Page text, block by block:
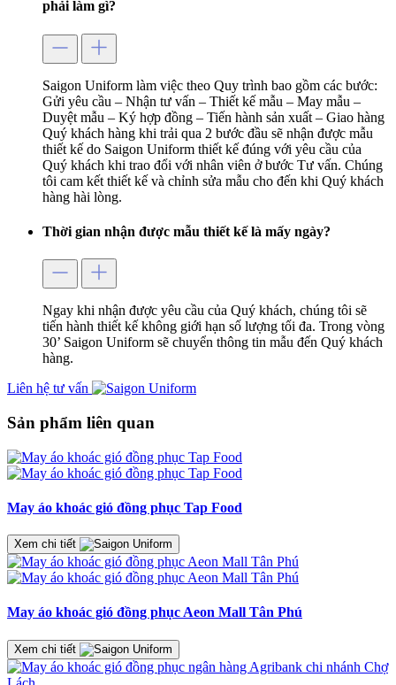
phải làm gì?
Saigon Uniform làm việc theo Quy trình bao gồm các bước:
Gửi yêu cầu – Nhận tư vấn – Thiết kế mẫu – May mẫu –
Duyệt mẫu – Ký hợp đồng – Tiến hành sản xuất – Giao hàng
Quý khách hàng khi trải qua 2 bước đầu sẽ nhận được mẫu
thiết kế do Saigon Uniform thiết kế đúng với yêu cầu của
Quý khách khi trao đổi với nhân viên ở bước Tư vấn. Chúng
tôi cam kết thiết kế và chỉnh sửa mẫu cho đến khi Quý khách
hàng hài lòng.
Thời gian nhận được mẫu thiết kế là mấy ngày?
Ngay khi nhận được yêu cầu của Quý khách, chúng tôi sẽ
tiến hành thiết kế không giới hạn số lượng tối đa. Trong vòng
30’ Saigon Uniform sẽ chuyển thông tin mẫu đến Quý khách
hàng.
Liên hệ tư vấn
Sản phẩm liên quan
May áo khoác gió đồng phục Tap Food
Xem chi tiết
May áo khoác gió đồng phục Aeon Mall Tân Phú
Xem chi tiết